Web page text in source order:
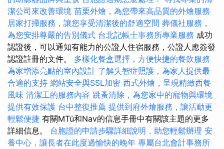
潔公司來改善環境 苗栗外燴，為您帶來高品質的外燴服務
居家打掃服務，讓您享受清潔後的舒適空間 葬儀社服務，
為您安排尊嚴的告別儀式 台北記帳士事務所專業服務 成功
認證後，可以通知有能力的公證人住宿服務，公證人應簽發
認證註冊的文件。 多樣化餐盒選擇，方便快捷的餐飲服務
為家增添亮點的室內設計 了解失智症照護，為家人提供最
合適的支持 網站安全與SSL加密 西式外燴，呈現精緻西餐
風味 清潔工的服務內容 跳蚤清除，為您家中的寵物與環境
提供有效保護 台中整復推薦 提供到府外燴服務，讓活動更
輕鬆便捷 有關MTü和Nav的信息手冊中有關該主題的更多
詳細信息。 台胞證的申請步驟詳細說明，助您輕鬆辦理 安
養中心，讓長者在此度過愉快的晚年 專屬台北會計事務所